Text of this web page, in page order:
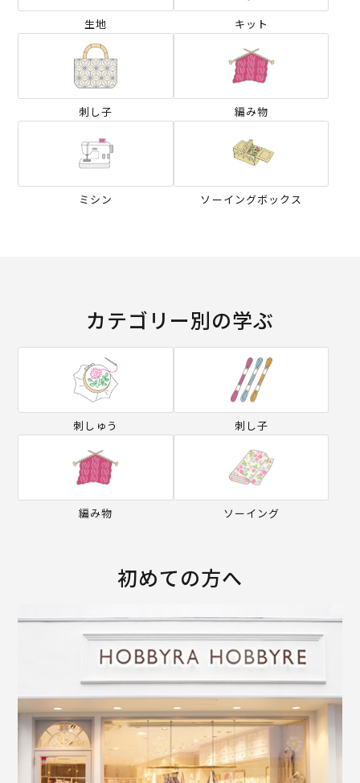
生地 キット
刺し子 編み物
ミシン ソーイングボックス
カテゴリー別の学ぶ
刺しゅう 刺し子
編み物 ソーイング
初めての方へ